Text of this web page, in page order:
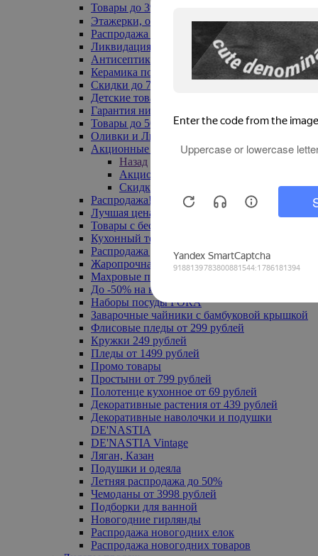
Товары до 399₽
Этажерки, обувницы
Распродажа текстиля до -50%
Ликвидация до -70%
Антисептики
Керамика по 129 руб
Скидки до 70%
Детские товары
Гарантия низкой цены
Товары до 500 руб
Оливки и Лимоны
Акционные товары
Назад
Акционные товары
Скидка 20% по промокоду
Распродажа! Ульяновск до -70%
Лучшая цена
Товары с бесплатной доставкой
Кухонный текстиль
Распродажа до -50%
Жаропрочная посуда
Махровые полотенца
До -50% на ковры
Наборы посуды FORA
Заварочные чайники с бамбуковой крышкой
Флисовые пледы от 299 рублей
Кружки 249 рублей
Пледы от 1499 рублей
Промо товары
Простыни от 799 рублей
Полотенце кухонное от 69 рублей
Декоративные растения от 439 рублей
Декоративные наволочки и подушки
DE'NASTIA
DE'NASTIA Vintage
Ляган, Казан
Подушки и одеяла
Летняя распродажа до 50%
Чемоданы от 3998 рублей
Подборки для ванной
Новогодние гирлянды
Распродажа новогодних елок
Распродажа новогодних товаров